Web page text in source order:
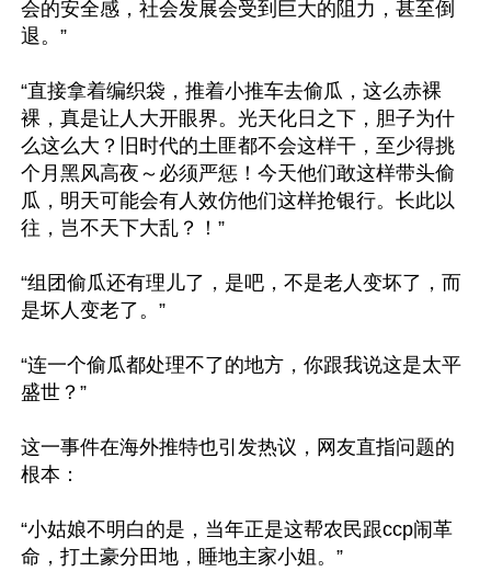
会的安全感，社会发展会受到巨大的阻力，甚至倒
退。”
“直接拿着编织袋，推着小推车去偷瓜，这么赤裸
裸，真是让人大开眼界。光天化日之下，胆子为什
么这么大？旧时代的土匪都不会这样干，至少得挑
个月黑风高夜～必须严惩！今天他们敢这样带头偷
瓜，明天可能会有人效仿他们这样抢银行。长此以
往，岂不天下大乱？！”
“组团偷瓜还有理儿了，是吧，不是老人变坏了，而
是坏人变老了。”
“连一个偷瓜都处理不了的地方，你跟我说这是太平
盛世？”
这一事件在海外推特也引发热议，网友直指问题的
根本：
“小姑娘不明白的是，当年正是这帮农民跟ccp闹革
命，打土豪分田地，睡地主家小姐。”